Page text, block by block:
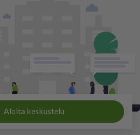
Aloita keskustelu